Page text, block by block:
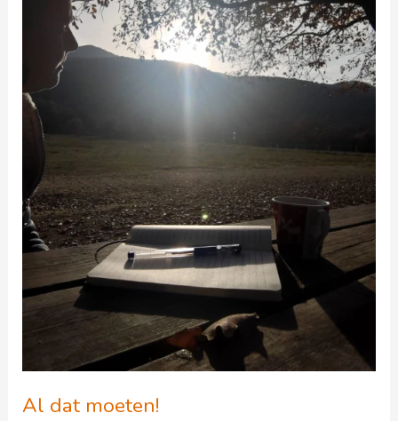
Al dat moeten!